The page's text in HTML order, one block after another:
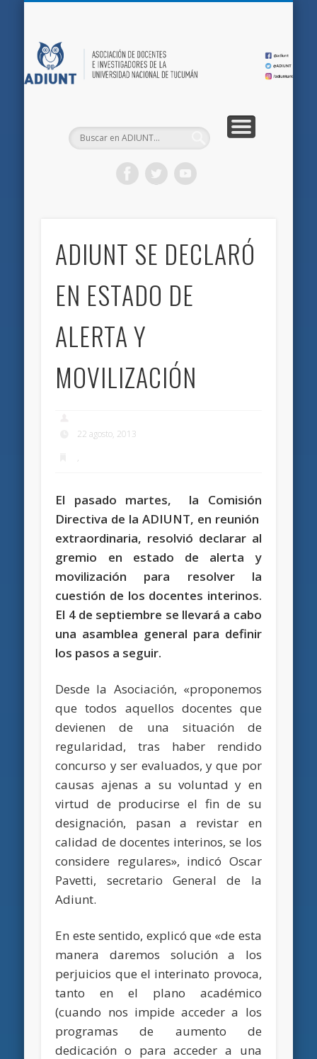
ADIUNT SE DECLARÓ
EN ESTADO DE
ALERTA Y
MOVILIZACIÓN
22 agosto, 2013
,
El pasado martes, la Comisión
Directiva de la ADIUNT, en reunión
extraordinaria, resolvió declarar al
gremio en estado de alerta y
movilización para resolver la
cuestión de los docentes interinos.
El 4 de septiembre se llevará a cabo
una asamblea general para definir
los pasos a seguir.
Desde la Asociación, «proponemos
que todos aquellos docentes que
devienen de una situación de
regularidad, tras haber rendido
concurso y ser evaluados, y que por
causas ajenas a su voluntad y en
virtud de producirse el fin de su
designación, pasan a revistar en
calidad de docentes interinos, se los
considere regulares», indicó Oscar
Pavetti, secretario General de la
Adiunt.
En este sentido, explicó que «de esta
manera daremos solución a los
perjuicios que el interinato provoca,
tanto en el plano académico
(cuando nos impide acceder a los
programas de aumento de
dedicación o para acceder a una